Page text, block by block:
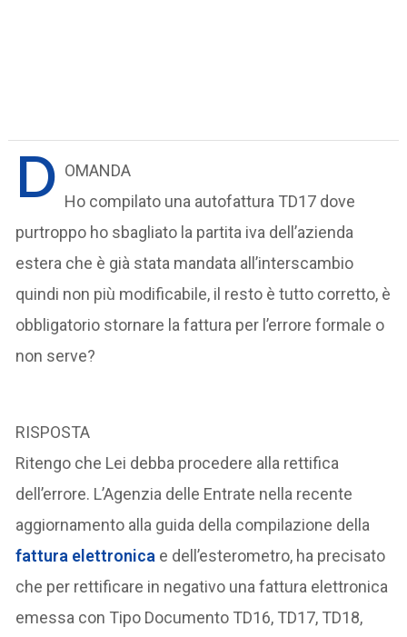
D OMANDA
Ho compilato una autofattura TD17 dove
purtroppo ho sbagliato la partita iva dell’azienda
estera che è già stata mandata all’interscambio
quindi non più modificabile, il resto è tutto corretto, è
obbligatorio stornare la fattura per l’errore formale o
non serve?
RISPOSTA
Ritengo che Lei debba procedere alla rettifica
dell’errore. L’Agenzia delle Entrate nella recente
aggiornamento alla guida della compilazione della
fattura elettronica e dell’esterometro, ha precisato
che per rettificare in negativo una fattura elettronica
emessa con Tipo Documento TD16, TD17, TD18,